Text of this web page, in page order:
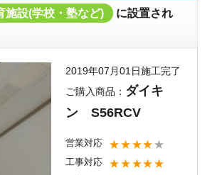
、お客様にご満足頂けたこと、とて
嬉しく思います。対応についてお褒
ので、迅速かつ丁寧な対応を一同心が
けております。お取り付けしたエアコ
ンは快適にご使用頂けてますでしょう
か？また何かございましたらお気軽に
弊社までご相談下さい。今後ともエア
コンコムをよろしくお願い致します。
施設(学校・塾など)
に設置され
2019年07月01日施工完了
ご購入商品： ダイキ
ン S56RCV
営業対応 ★★★★★
工事対応 ★★★★★